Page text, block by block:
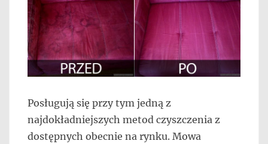
Posługują się przy tym jedną z
najdokładniejszych metod czyszczenia z
dostępnych obecnie na rynku. Mowa